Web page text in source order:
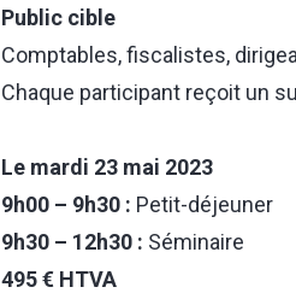
Public cible
Comptables, fiscalistes,
Chaque participant reçoit un
Le mardi 23 mai 2023
9h00 – 9h30 : Petit-déjeuner
9h30 – 12h30 : Séminaire
495 € HTVA